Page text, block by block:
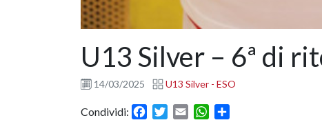
U13 Silver – 6ª di
14/03/2025 U13 Silver - ESO
Condividi: FacebookTwitter
Email WhatsApp